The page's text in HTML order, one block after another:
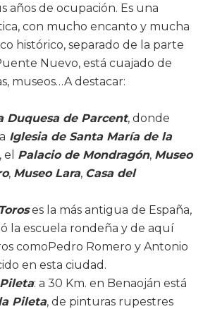
años de ocupación. Es una
con mucho encanto y mucha
histórico, separado de la parte
Nuevo, está cuajado de
museos…A destacar:
Duquesa de Parcent, donde
Iglesia de Santa María de la
, el Palacio de Mondragón, Museo
, Museo Lara, Casa del
es la más antigua de España,
la escuela rondeña y de aquí
comoPedro Romero y Antonio
en esta ciudad.
: a 30 Km. en Benaoján está
Pileta, de pinturas rupestres